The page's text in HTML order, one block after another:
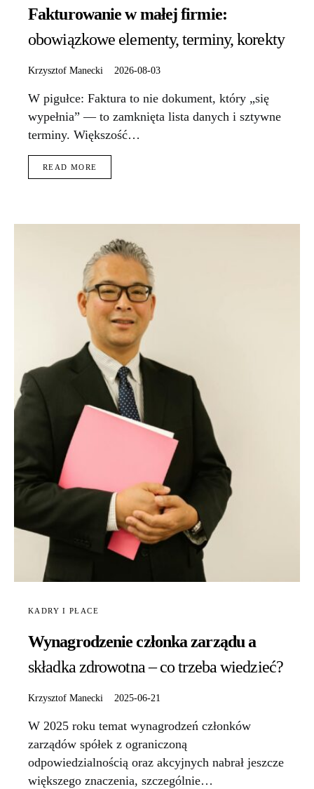
Fakturowanie w małej firmie:
obowiązkowe elementy, terminy, korekty
Krzysztof Manecki 2026-08-03
W pigułce: Faktura to nie dokument, który „się
wypełnia” — to zamknięta lista danych i sztywne
terminy. Większość…
READ MORE
KADRY I PŁACE
Wynagrodzenie członka zarządu a
składka zdrowotna – co trzeba wiedzieć?
Krzysztof Manecki 2025-06-21
W 2025 roku temat wynagrodzeń członków
zarządów spółek z ograniczoną
odpowiedzialnością oraz akcyjnych nabrał jeszcze
większego znaczenia, szczególnie…